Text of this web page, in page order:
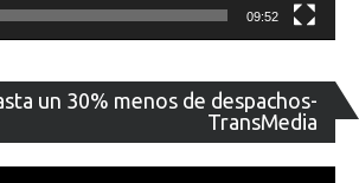
09:52
un 30% menos de despachos-
TransMedia
de